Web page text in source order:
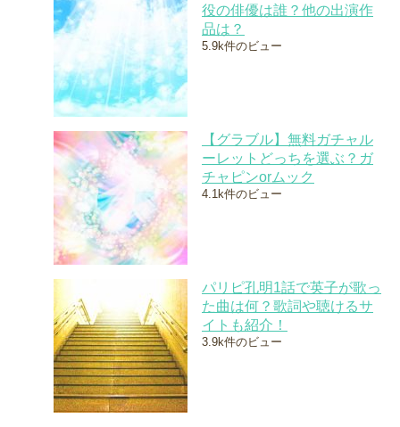
役の俳優は誰？他の出演作
品は？
5.9k件のビュー
【グラブル】無料ガチャル
ーレットどっちを選ぶ？ガ
チャピンorムック
4.1k件のビュー
パリピ孔明1話で英子が歌っ
た曲は何？歌詞や聴けるサ
イトも紹介！
3.9k件のビュー